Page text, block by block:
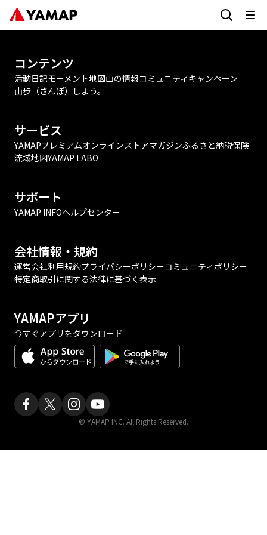
コンテンツ
活動日記モーメント地図山の情報コミュニティ キャンペーン
山歩（さんぽ）しよう。
サービス
YAMAPプレミアムオンラインストアマガジンふるさと納税保険
流域地図YAMAP LABO
サポート
YAMAP INFOヘルプセンター
会社情報・規約
運営会社利用規約プライバシーポリシーコミュニティポリシー
特定商取引に関する法律に基づく表示
YAMAPアプリ
今すぐアプリをダウンロード
© YAMAP INC. All Rights Reserved.